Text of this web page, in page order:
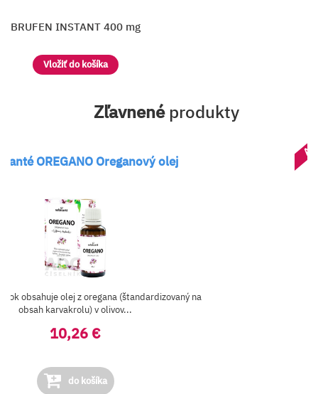
BRUFEN INSTANT 400 mg
Vložiť do košíka
Zľavnenéprodukty
OREGANO Oreganový olej
obsahuje olej z oregana (štandardizovaný na
obsah karvakrolu) v olivov...
10,26 €
do košíka